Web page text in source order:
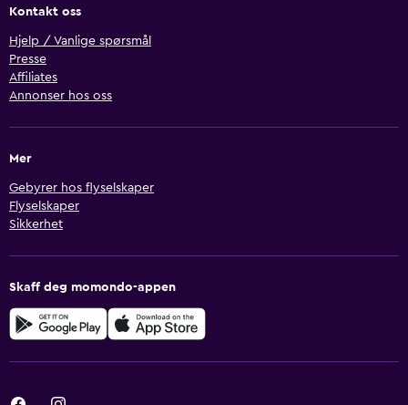
Kontakt oss
Hjelp / Vanlige spørsmål
Presse
Affiliates
Annonser hos oss
Mer
Gebyrer hos flyselskaper
Flyselskaper
Sikkerhet
Skaff deg momondo-appen